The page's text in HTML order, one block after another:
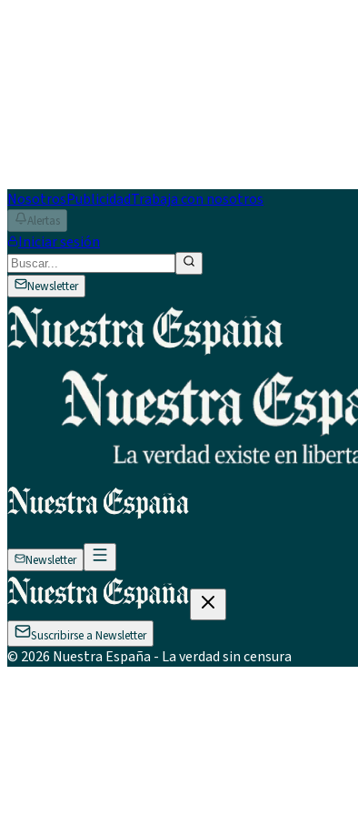
NosotrosPublicidadTrabaja con nosotros
Alertas
Iniciar sesión
Newsletter
Newsletter
Suscribirse a Newsletter
© 2026 Nuestra España - La verdad sin censura